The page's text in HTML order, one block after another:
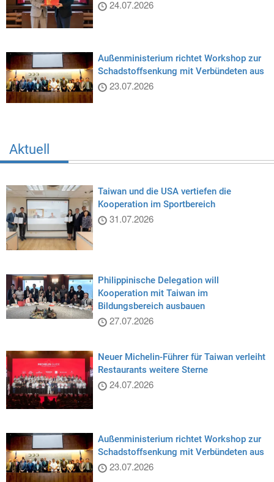
24.07.2026
Außenministerium richtet Workshop zur
Schadstoffsenkung mit Verbündeten aus
23.07.2026
Aktuell
Taiwan und die USA vertiefen die
Kooperation im Sportbereich
31.07.2026
Philippinische Delegation will
Kooperation mit Taiwan im
Bildungsbereich ausbauen
27.07.2026
Neuer Michelin-Führer für Taiwan verleiht
Restaurants weitere Sterne
24.07.2026
Außenministerium richtet Workshop zur
Schadstoffsenkung mit Verbündeten aus
23.07.2026